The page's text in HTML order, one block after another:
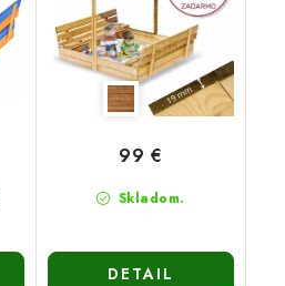
Skladom.
99 €
DETAIL